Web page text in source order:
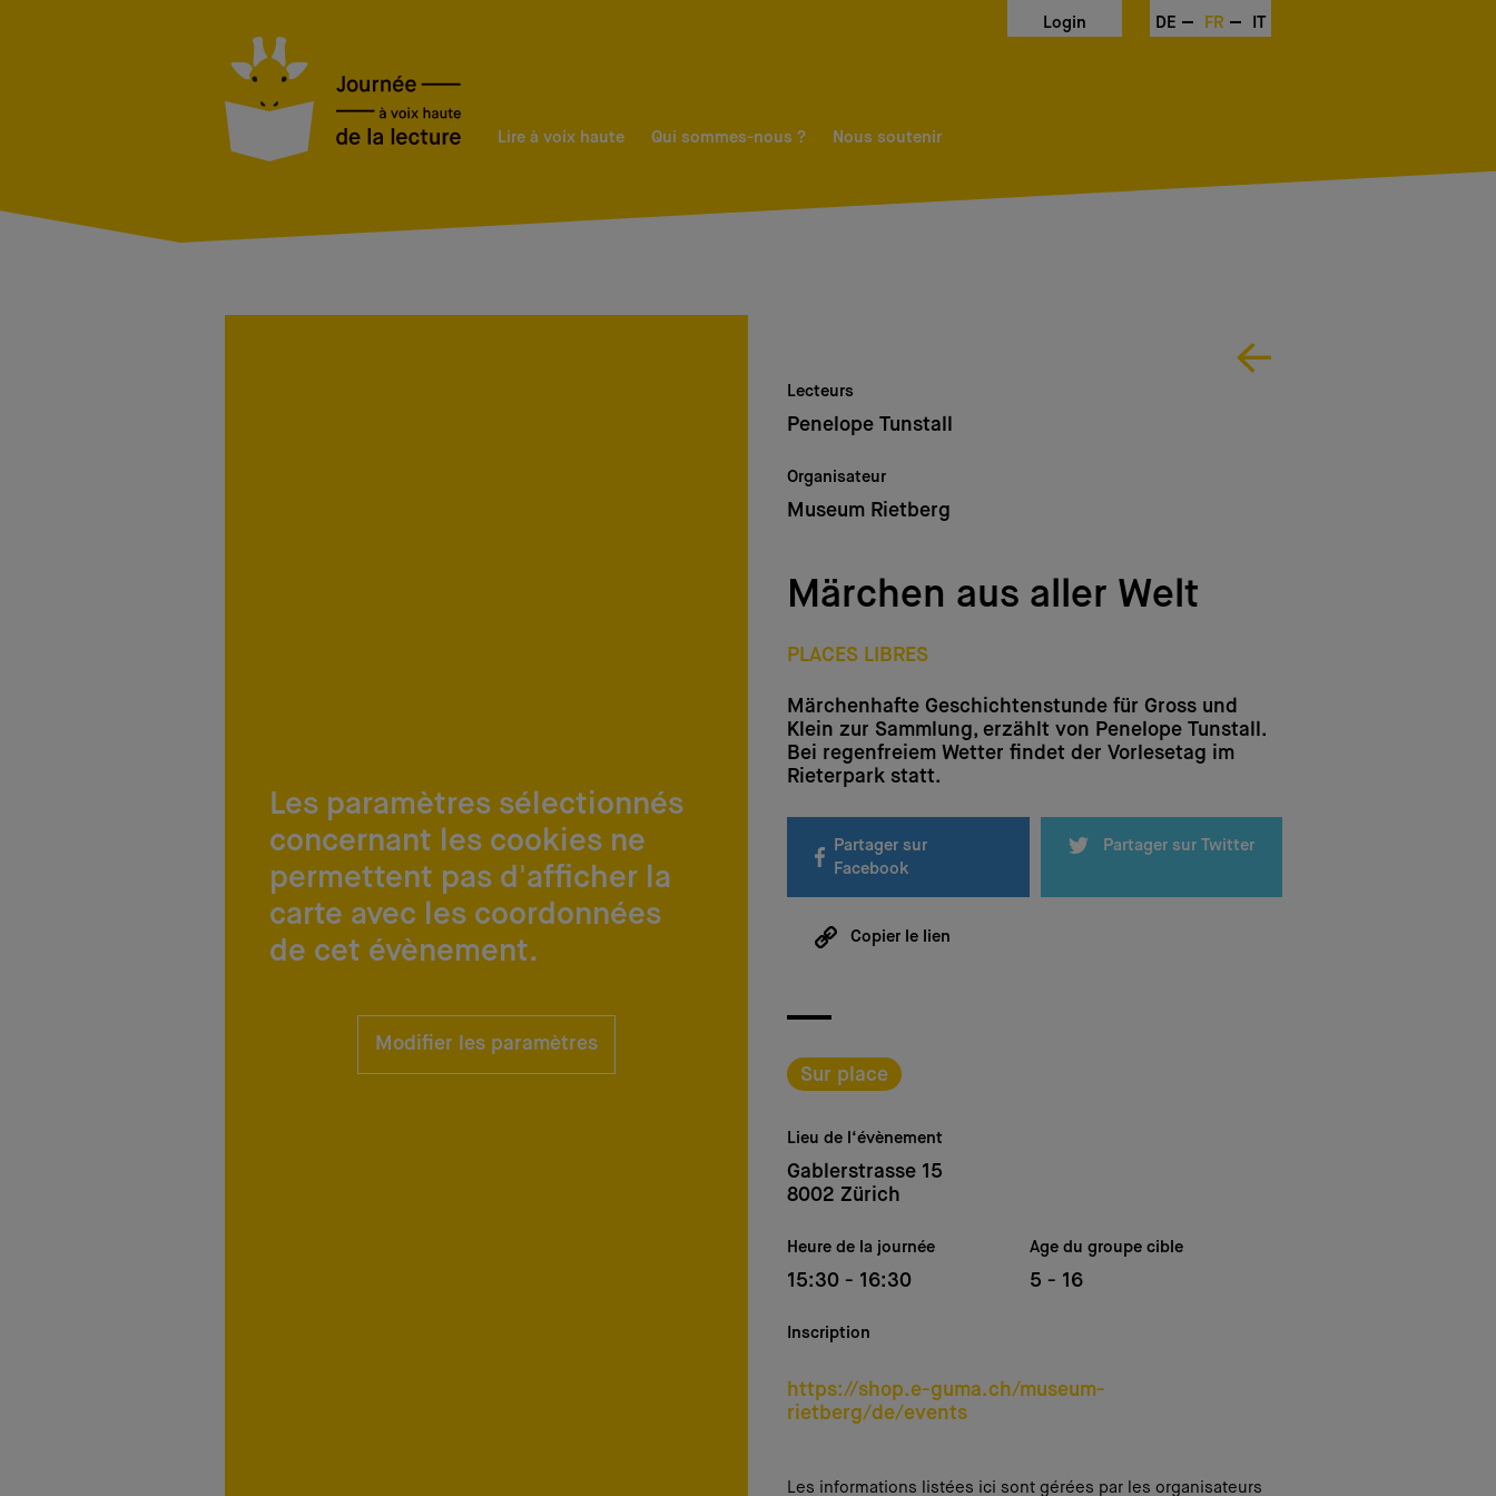
Login DE FR IT
Lire à voix haute Qui sommes-nous ? Nous soutenir
Les paramètres sélectionnés
concernant les cookies ne
permettent pas d'afficher la
carte avec les coordonnées
de cet évènement.
Modifier les paramètres
Lecteurs
Penelope Tunstall
Organisateur
Museum Rietberg
Märchen aus aller Welt
PLACES LIBRES
Märchenhafte Geschichtenstunde für Gross und
Klein zur Sammlung, erzählt von Penelope Tunstall.
Bei regenfreiem Wetter findet der Vorlesetag im
Rieterpark statt.
Partager sur
Facebook
Partager sur Twitter
Copier le lien
Sur place
Lieu de l‘évènement
Gablerstrasse 15
8002 Zürich
Heure de la journée
15:30 - 16:30
Age du groupe cible
5 - 16
Inscription
https://shop.e-guma.ch/museum-
rietberg/de/events
Les informations listées ici sont gérées par les organisateurs